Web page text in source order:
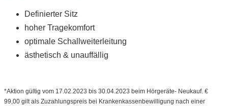
Definierter Sitz
hoher Tragekomfort
optimale Schallweiterleitung
ästhetisch & unauffällig
*Aktion gültig vom 17.02.2023 bis 30.04.2023 beim Hörgeräte- Neukauf. €
99,00 gilt als Zuzahlungspreis bei Krankenkassenbewilligung nach einer